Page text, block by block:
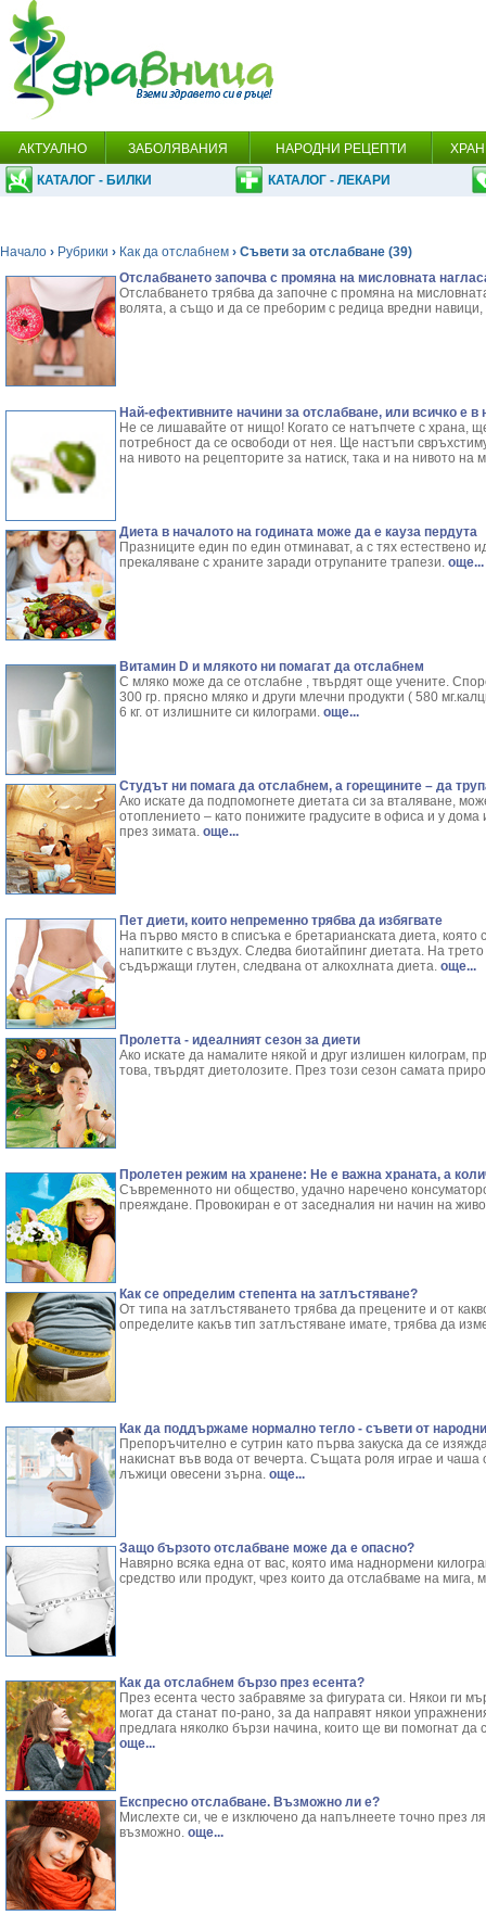
АКТУАЛНО ЗАБОЛЯВАНИЯ НАРОДНИ РЕЦЕПТИ
КАТАЛОГ - БИЛКИ КАТАЛОГ - ЛЕКАРИ
Начало › Рубрики › Как да отслабнем › Съвети за отслабване (39)
Отслабването започва с промяна на мисловната
Отслабването трябва да започне с промяна на
волята, а също и да се преборим с редица вредни навици,
Най-ефективните начини за отслабване, или всичко е в
Не се лишавайте от нищо! Когато се натъпчете с храна,
потребност да се освободи от нея. Ще настъпи
на нивото на рецепторите за натиск, така и на нивото на
Диета в началото на годината може да е кауза пердута
Празниците един по един отминават, а с тях естествено
прекаляване с храните заради отрупаните трапези. още...
Витамин D и млякото ни помагат да отслабнем
С мляко може да се отслабне , твърдят още учените.
300 гр. прясно мляко и други млечни продукти ( 580
6 кг. от излишните си килограми. още...
Студът ни помага да отслабнем, а горещините – да
Ако искате да подпомогнете диетата си за вталяване,
отоплението – като понижите градусите в офиса и у дома
през зимата. още...
Пет диети, които непременно трябва да избягвате
На първо място в списъка е бретарианската диета, която
напитките с въздух. Следва биотайпинг диетата. На
съдържащи глутен, следвана от алкохлната диета. още...
Пролетта - идеалният сезон за диети
Ако искате да намалите някой и друг излишен килограм,
това, твърдят диетолозите. През този сезон самата
Пролетен режим на хранене: Не е важна храната, а
Съвременното ни общество, удачно наречено
преяждане. Провокиран е от заседналия ни начин на
Как се определим степента на затлъстяване?
От типа на затлъстяването трябва да прецените и от
определите какъв тип затлъстяване имате, трябва да
Как да поддържаме нормално тегло - съвети от
Препоръчително е сутрин като първа закуска да се
накиснат във вода от вечерта. Същата роля играе и чаша
лъжици овесени зърна. още...
Защо бързото отслабване може да е опасно?
Навярно всяка една от вас, която има наднормени
средство или продукт, чрез които да отслабваме на мига,
Как да отслабнем бързо през есента?
През есента често забравяме за фигурата си. Някои ги
могат да станат по-рано, за да направят някои
предлага няколко бързи начина, които ще ви помогнат да
още...
Експресно отслабване. Възможно ли е?
Мислехте си, че е изключено да напълнеете точно през
възможно. още...